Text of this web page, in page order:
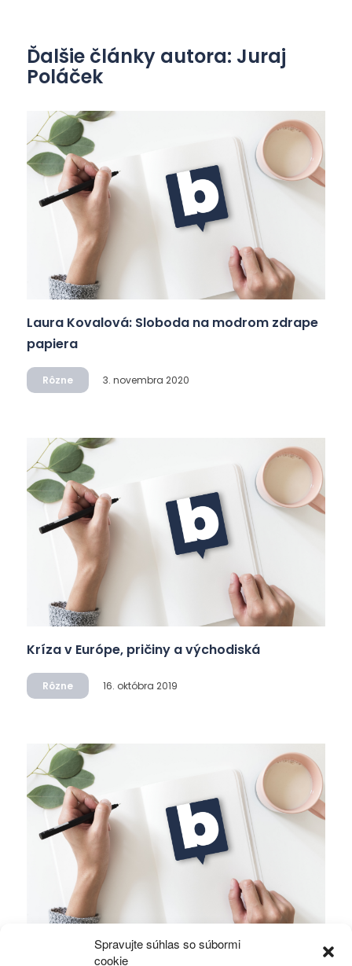
Spravujte súhlas so súbormi
cookie
Ďalšie články autora: Juraj
Poláček
Laura Kovalová: Sloboda na modrom zdrape
papiera
Rôzne 3. novembra 2020
Kríza v Európe, pričiny a východiská
Rôzne 16. októbra 2019
Alawiti v Sýrii bojujú o holé prežitie